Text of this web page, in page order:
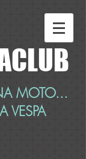
MOTO...
VESPA